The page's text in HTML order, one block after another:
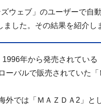
ズウェブ」のユーザーで
した。その結果を紹介し
年から発売されている
ーバルで販売されていた
外では「ＭＡＺＤＡ2」と